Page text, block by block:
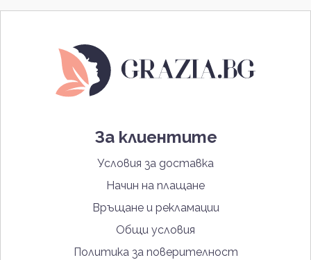
За клиентите
Условия за доставка
Начин на плащане
Връщане и рекламации
Общи условия
Политика за поверителност